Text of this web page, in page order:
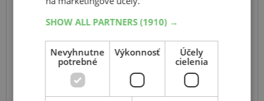
SHOW ALL PARTNERS(1910) →
Nevyhnutne
potrebné
Výkonnosť
Účely
cielenia